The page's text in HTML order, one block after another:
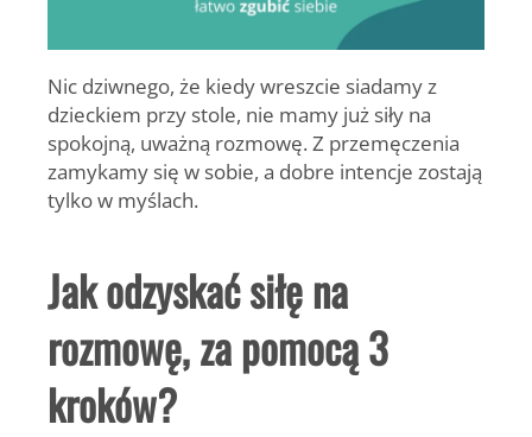
Nic dziwnego, że kiedy wreszcie siadamy z
dzieckiem przy stole, nie mamy już siły na
spokojną, uważną rozmowę. Z przemęczenia
zamykamy się w sobie, a dobre intencje zostają
tylko w myślach.
Jak odzyskać siłę na
rozmowę, za pomocą 3
kroków?